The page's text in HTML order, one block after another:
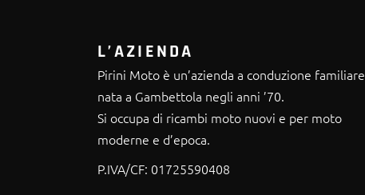
L’AZIENDA
Pirini Moto è un’azienda a conduzione familiare
nata a Gambettola negli anni ’70.
Si occupa di ricambi moto nuovi e per moto
moderne e d’epoca.
P.IVA/CF: 01725590408